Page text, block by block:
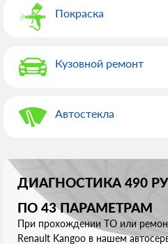
Покраска
Кузовной ремонт
Автостекла
ДИАГНОСТИКА 490
ПО 43 ПАРАМЕТРАМ
При прохождении ТО или
Renault Kangoo в нашем